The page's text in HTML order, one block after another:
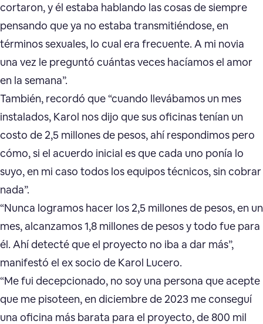
cortaron, y él estaba hablando las cosas de siempre
pensando que ya no estaba transmitiéndose, en
términos sexuales, lo cual era frecuente. A mi novia
una vez le preguntó cuántas veces hacíamos el amor
en la semana”.
También, recordó que “cuando llevábamos un mes
instalados, Karol nos dijo que sus oficinas tenían un
costo de 2,5 millones de pesos, ahí respondimos pero
cómo, si el acuerdo inicial es que cada uno ponía lo
suyo, en mi caso todos los equipos técnicos, sin cobrar
nada”.
“Nunca logramos hacer los 2,5 millones de pesos, en un
mes, alcanzamos 1,8 millones de pesos y todo fue para
él. Ahí detecté que el proyecto no iba a dar más”,
manifestó el ex socio de Karol Lucero.
“Me fui decepcionado, no soy una persona que acepte
que me pisoteen, en diciembre de 2023 me conseguí
una oficina más barata para el proyecto, de 800 mil